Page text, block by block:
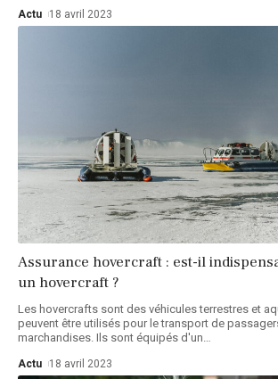
Actu 18 avril 2023
Assurance hovercraft : est-il
un hovercraft ?
Les hovercrafts sont des véhicules terrestres et
peuvent être utilisés pour le transport de
marchandises. Ils sont équipés d'un…
Actu 18 avril 2023